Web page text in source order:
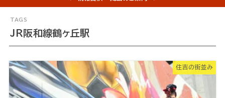
JR阪和線鶴ヶ丘駅
住吉の街並み